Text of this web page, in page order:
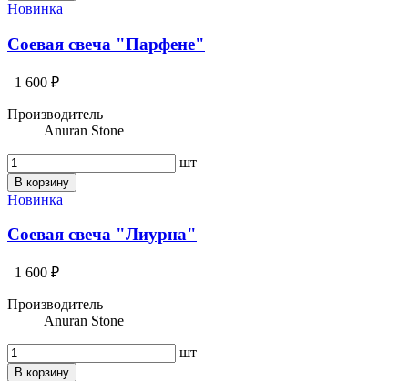
Новинка
Соевая свеча "Парфене"
1 600 ₽
Производитель
Anuran Stone
шт
В корзину
Новинка
Соевая свеча "Лиурна"
1 600 ₽
Производитель
Anuran Stone
шт
В корзину